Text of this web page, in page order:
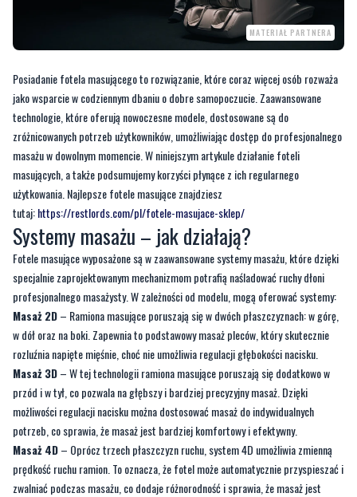
Posiadanie fotela masującego to rozwiązanie, które coraz więcej osób rozważa
jako wsparcie w codziennym dbaniu o dobre samopoczucie. Zaawansowane
zróżnicowanych potrzeb użytkowników, umożliwiając dostęp do profesjonalnego
masażu w dowolnym momencie. W niniejszym artykule działanie foteli
masujących, a także podsumujemy korzyści płynące z ich regularnego
użytkowania. Najlepsze fotele masujące znajdziesz
tutaj:https://restlords.com/pl/fotele-masujace-sklep/
Systemy masażu – jak działają?
Fotele masujące wyposażone są w zaawansowane systemy masażu, które dzięki
specjalnie zaprojektowanym mechanizmom potrafią naśladować ruchy dłoni
profesjonalnego masażysty. W zależności od modelu, mogą oferować systemy:
Masaż 2D– Ramiona masujące poruszają się w dwóch płaszczyznach: w górę,
w dół oraz na boki. Zapewnia to podstawowy masaż pleców, który skutecznie
rozluźnia napięte mięśnie, choć nie umożliwia regulacji głębokości nacisku.
Masaż 3D– W tej technologii ramiona masujące poruszają się dodatkowo w
przód i w tył, co pozwala na głębszy i bardziej precyzyjny masaż. Dzięki
możliwości regulacji nacisku można dostosować masaż do indywidualnych
potrzeb, co sprawia, że masaż jest bardziej komfortowy i efektywny.
Masaż 4D– Oprócz trzech płaszczyzn ruchu, system 4D umożliwia zmienną
prędkość ruchu ramion. To oznacza, że fotel może automatycznie przyspieszać i
zwalniać podczas masażu, co dodaje różnorodność i sprawia, że masaż jest
bardziej naturalny i realistyczny.
Masaż 5D– Najbardziej zaawansowana technologia, która wykorzystuje
sztuczną inteligencję do analizowania kondycji mięśni w czasie rzeczywistym.